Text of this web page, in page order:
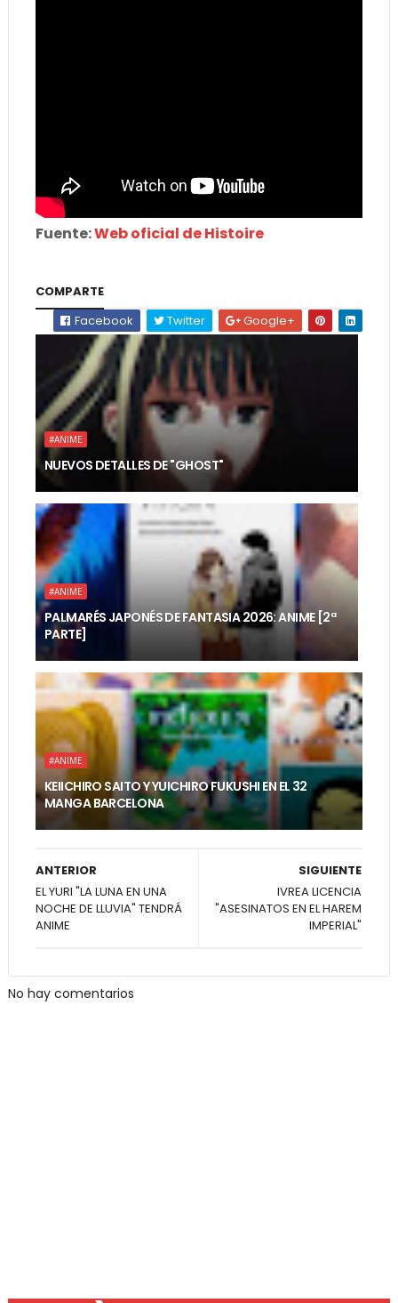
Fuente:Web oficial de Histoire
COMPARTE
Facebook
Twitter Google+
#ANIME
NUEVOS DETALLES DE "GHOST"
#ANIME
PALMARÉS JAPONÉS DE FANTASIA 2026: ANIME [2ª
PARTE]
#ANIME
KEIICHIRO SAITO Y YUICHIRO FUKUSHI EN EL 32
MANGA BARCELONA
SIGUIENTE
IVREA LICENCIA
"ASESINATOS EN EL HAREM
IMPERIAL"
ANTERIOR
EL YURI "LA LUNA EN UNA
NOCHE DE LLUVIA" TENDRÁ
ANIME
No hay comentarios